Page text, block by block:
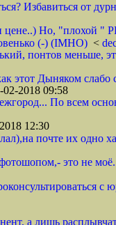
Избавиться от
цене..) Но, "плохой "
(-) (IMHO) <
понтов меньше,
этот Дыняком
2018 09:58
По всем
12:30
почте их одно
это не
а лишь